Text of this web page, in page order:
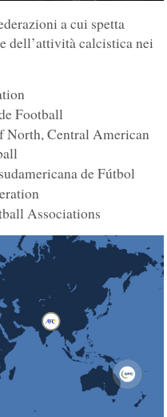
a cui spetta
dell’attività calcistica nei
Football
North, Central American
de Fútbol
Associations